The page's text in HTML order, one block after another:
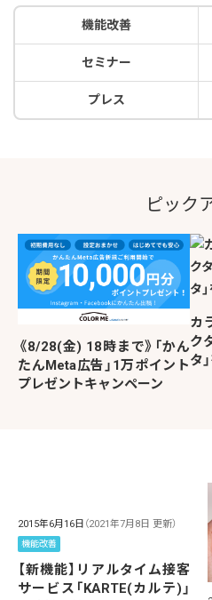
機能改善
セミナー
プレス
ピック
《8/28(金) 18時まで》「かん
たんMeta広告」1万ポイント
プレゼントキャンペーン
カ
ク
タ
2015年6月16日 （2021年7月8日 更新）
機能改善
【新機能】リアルタイム接客
サービス「KARTE(カルテ)」